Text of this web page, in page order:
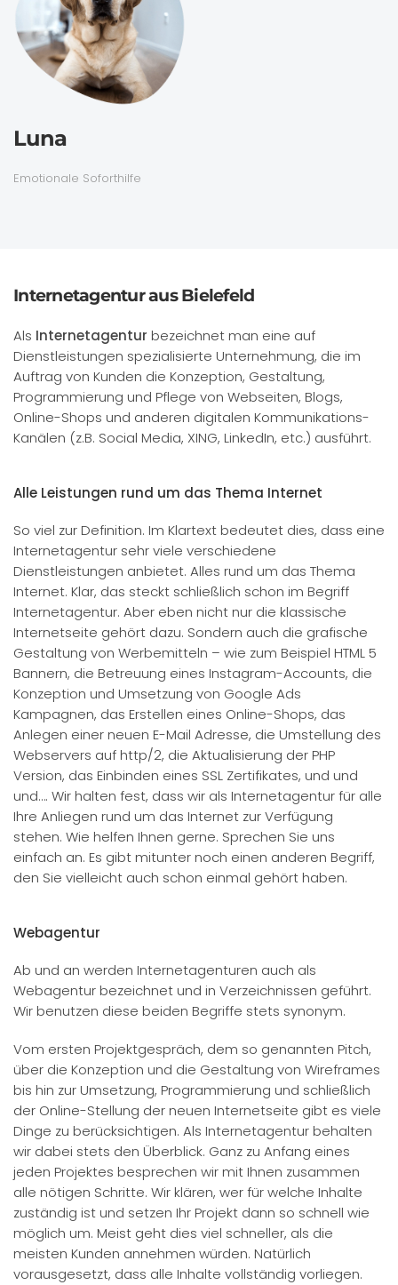
Luna
Emotionale Soforthilfe
Internetagentur aus Bielefeld
Als Internetagentur bezeichnet man eine auf
Dienstleistungen spezialisierte Unternehmung, die im
Auftrag von Kunden die Konzeption, Gestaltung,
Programmierung und Pflege von Webseiten, Blogs,
Online-Shops und anderen digitalen Kommunikations-
Kanälen (z.B. Social Media, XING, LinkedIn, etc.) ausführt.
Alle Leistungen rund um das Thema Internet
So viel zur Definition. Im Klartext bedeutet dies, dass eine
Internetagentur sehr viele verschiedene
Dienstleistungen anbietet. Alles rund um das Thema
Internet. Klar, das steckt schließlich schon im Begriff
Internetagentur. Aber eben nicht nur die klassische
Internetseite gehört dazu. Sondern auch die grafische
Gestaltung von Werbemitteln – wie zum Beispiel HTML 5
Bannern, die Betreuung eines Instagram-Accounts, die
Konzeption und Umsetzung von Google Ads
Kampagnen, das Erstellen eines Online-Shops, das
Anlegen einer neuen E-Mail Adresse, die Umstellung des
Webservers auf http/2, die Aktualisierung der PHP
Version, das Einbinden eines SSL Zertifikates, und und
und…. Wir halten fest, dass wir als Internetagentur für alle
Ihre Anliegen rund um das Internet zur Verfügung
stehen. Wie helfen Ihnen gerne. Sprechen Sie uns
einfach an. Es gibt mitunter noch einen anderen Begriff,
den Sie vielleicht auch schon einmal gehört haben.
Webagentur
Ab und an werden Internetagenturen auch als
Webagentur bezeichnet und in Verzeichnissen geführt.
Wir benutzen diese beiden Begriffe stets synonym.
Vom ersten Projektgespräch, dem so genannten Pitch,
über die Konzeption und die Gestaltung von Wireframes
bis hin zur Umsetzung, Programmierung und schließlich
der Online-Stellung der neuen Internetseite gibt es viele
Dinge zu berücksichtigen. Als Internetagentur behalten
wir dabei stets den Überblick. Ganz zu Anfang eines
jeden Projektes besprechen wir mit Ihnen zusammen
alle nötigen Schritte. Wir klären, wer für welche Inhalte
zuständig ist und setzen Ihr Projekt dann so schnell wie
möglich um. Meist geht dies viel schneller, als die
meisten Kunden annehmen würden. Natürlich
vorausgesetzt, dass alle Inhalte vollständig vorliegen.